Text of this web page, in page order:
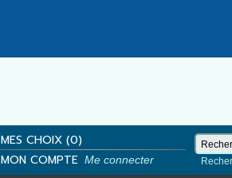
MES CHOIX (0)
MON COMPTEMe connecter